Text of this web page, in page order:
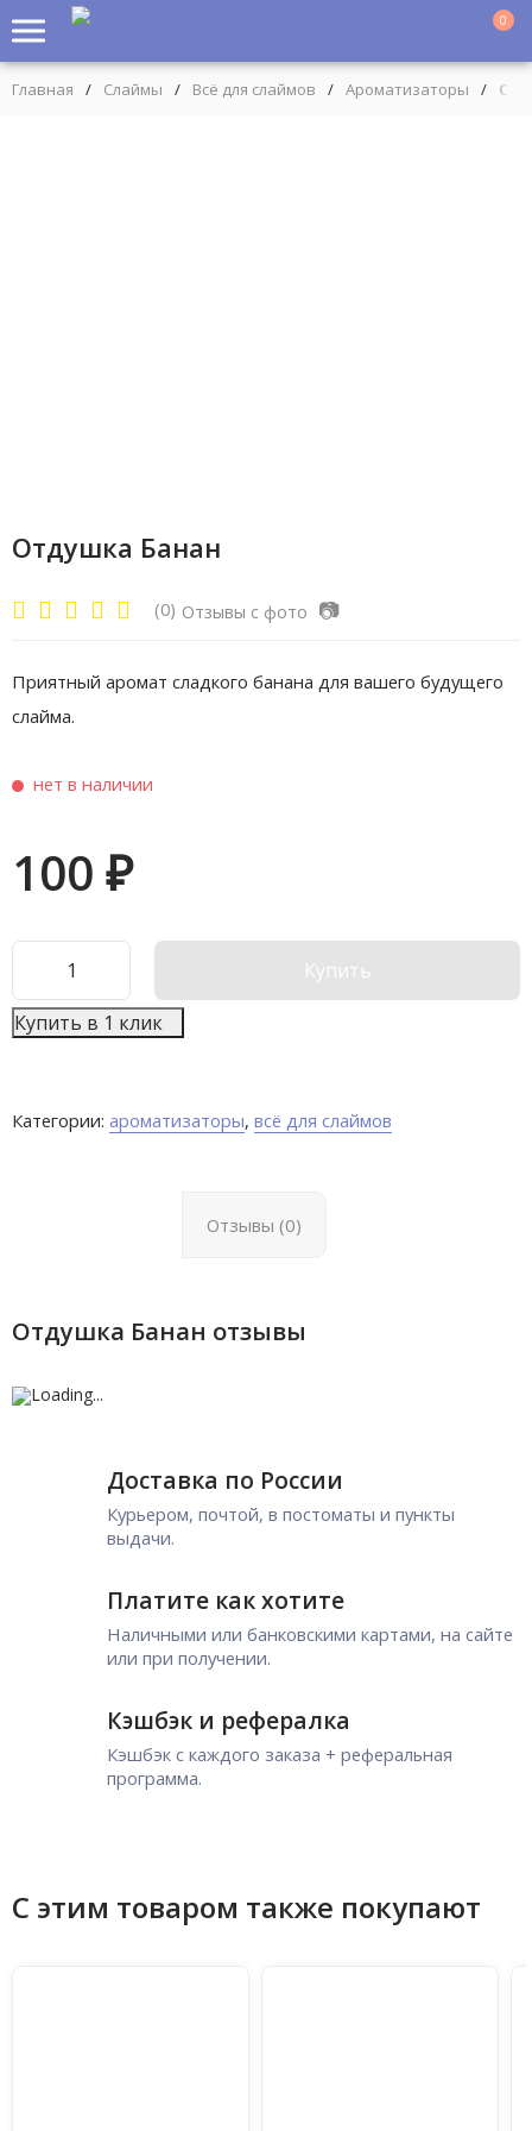
0
Главная / Слаймы / Всё для слаймов / Ароматизаторы /
Отдушка Банан
(0) Отзывы с фото 📷
Приятный аромат сладкого банана для вашего будущего
слайма.
нет в наличии
100 ₽
Купить
Купить в 1 клик
Категории: ароматизаторы, всё для слаймов
Отзывы (0)
Отдушка Банан отзывы
Доставка по России
Курьером, почтой, в постоматы и пункты
выдачи.
Платите как хотите
Наличными или банковскими картами, на сайте
или при получении.
Кэшбэк и рефералка
Кэшбэк с каждого заказа + реферальная
программа.
С этим товаром также покупают